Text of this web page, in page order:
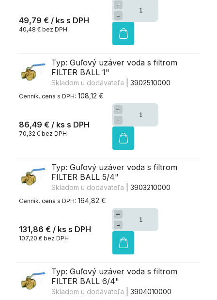
49,79 € / ks
40,48 € bez DPH
+
−
Typ: Guľový uzáver voda s filtrom
FILTER BALL 1"
Skladom u dodávateľa
| 3902510000
108,12 €
86,49 € / ks
70,32 € bez DPH
+
−
Typ: Guľový uzáver voda s filtrom
FILTER BALL 5/4"
Skladom u dodávateľa
| 3903210000
164,82 €
131,86 € / ks
107,20 € bez DPH
+
−
Typ: Guľový uzáver voda s filtrom
FILTER BALL 6/4"
Skladom u dodávateľa
| 3904010000